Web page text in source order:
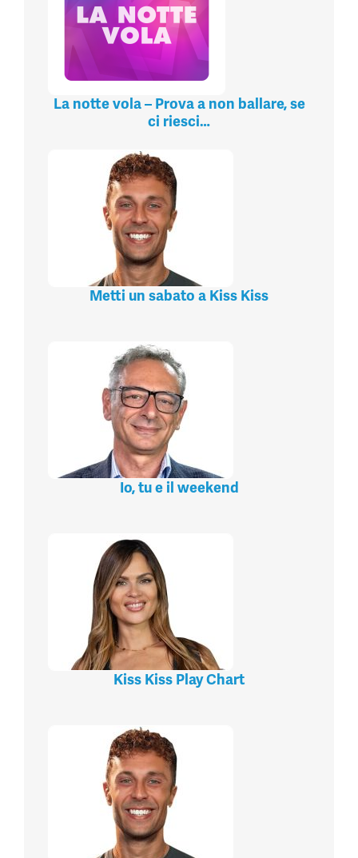
La notte vola – Prova a non ballare, se
ci riesci…
Metti un sabato a Kiss Kiss
Io, tu e il weekend
Kiss Kiss Play Chart